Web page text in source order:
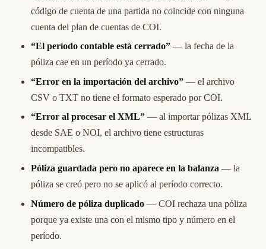
código de cuenta de una partida no coincide con ninguna
cuenta del plan de cuentas de COI.
“El período contable está cerrado” — la fecha de la
póliza cae en un período ya cerrado.
“Error en la importación del archivo” — el archivo
CSV o TXT no tiene el formato esperado por COI.
“Error al procesar el XML” — al importar pólizas XML
desde SAE o NOI, el archivo tiene estructuras
incompatibles.
Póliza guardada pero no aparece en la balanza — la
póliza se creó pero no se aplicó al período correcto.
Número de póliza duplicado — COI rechaza una póliza
porque ya existe una con el mismo tipo y número en el
período.